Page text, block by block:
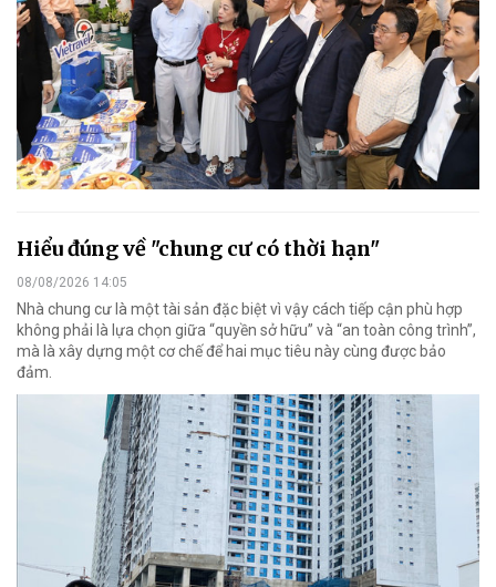
Hiểu đúng về "chung cư có thời hạn"
08/08/2026 14:05
Nhà chung cư là một tài sản đặc biệt vì vậy cách tiếp cận phù hợp
không phải là lựa chọn giữa “quyền sở hữu” và “an toàn công trình”,
mà là xây dựng một cơ chế để hai mục tiêu này cùng được bảo
đảm.